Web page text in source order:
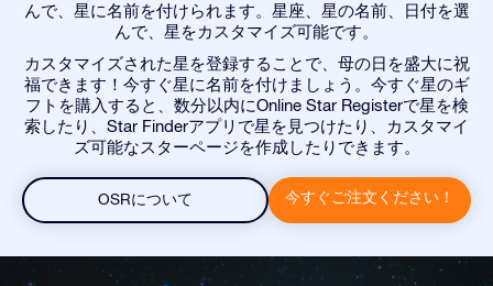
んで、星に名前を付けられます。星座、星の名前、日付を選
んで、星をカスタマイズ可能です。
カスタマイズされた星を登録することで、母の日を盛大に祝
福できます！今すぐ星に名前を付けましょう。今すぐ星のギ
フトを購入すると、数分以内にOnline Star Registerで星を検
索したり、Star Finderアプリで星を見つけたり、カスタマイ
ズ可能なスターページを作成したりできます。
OSRについて 今すぐご注文ください！